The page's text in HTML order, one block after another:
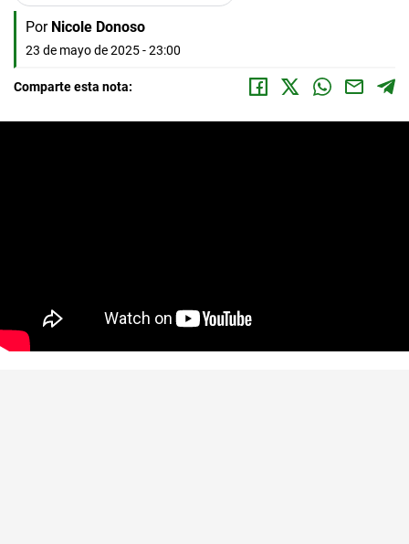
Por Nicole Donoso
23 de mayo de 2025 - 23:00
Comparte esta nota: